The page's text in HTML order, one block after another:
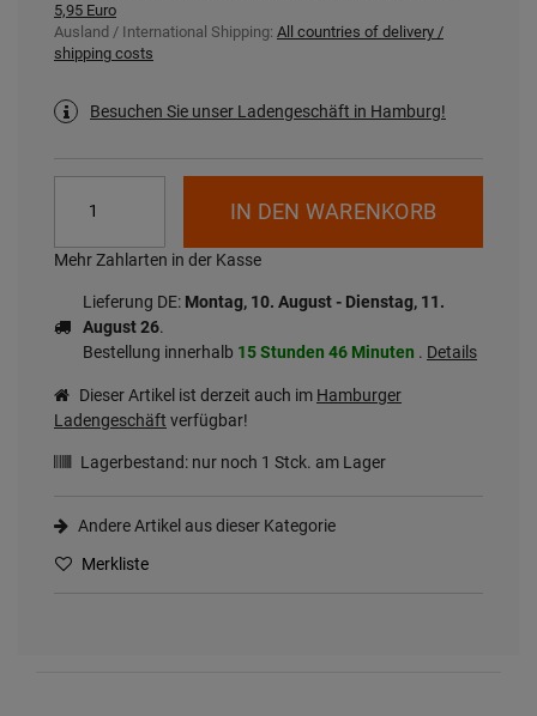
5,95 Euro
Ausland / International Shipping: All countries of delivery /
shipping costs
Besuchen Sie unser Ladengeschäft in Hamburg!
IN DEN WARENKORB
Mehr Zahlarten in der Kasse
Lieferung DE: Montag, 10. August - Dienstag, 11.
August 26.
Bestellung innerhalb 15 Stunden 46 Minuten . Details
Dieser Artikel ist derzeit auch im Hamburger
Ladengeschäft verfügbar!
Lagerbestand: nur noch 1 Stck. am Lager
Andere Artikel aus dieser Kategorie
Merkliste